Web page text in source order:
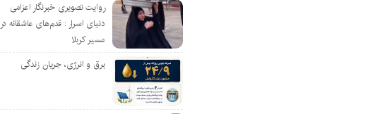
روایت تصویری خبرنگار اعزامی
دنیای اسرار : قدم‌های عاشقانه در
مسیر کربلا
برق و انرژی، جریان زندگی